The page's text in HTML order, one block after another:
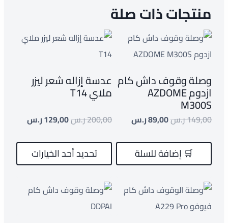
منتجات ذات صلة
وصلة وقوف داش كام
ازدوم AZDOME
M300S
149,00ر.س89,00ر.س
🛒 إضافة للسلة
عدسة إزاله شعر ليزر
ملاي T14
200,00ر.س129,00ر.س
تحديد أحد الخيارات